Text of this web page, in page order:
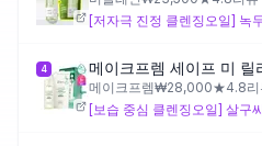
4
메이크프렘₩28,000★4.8